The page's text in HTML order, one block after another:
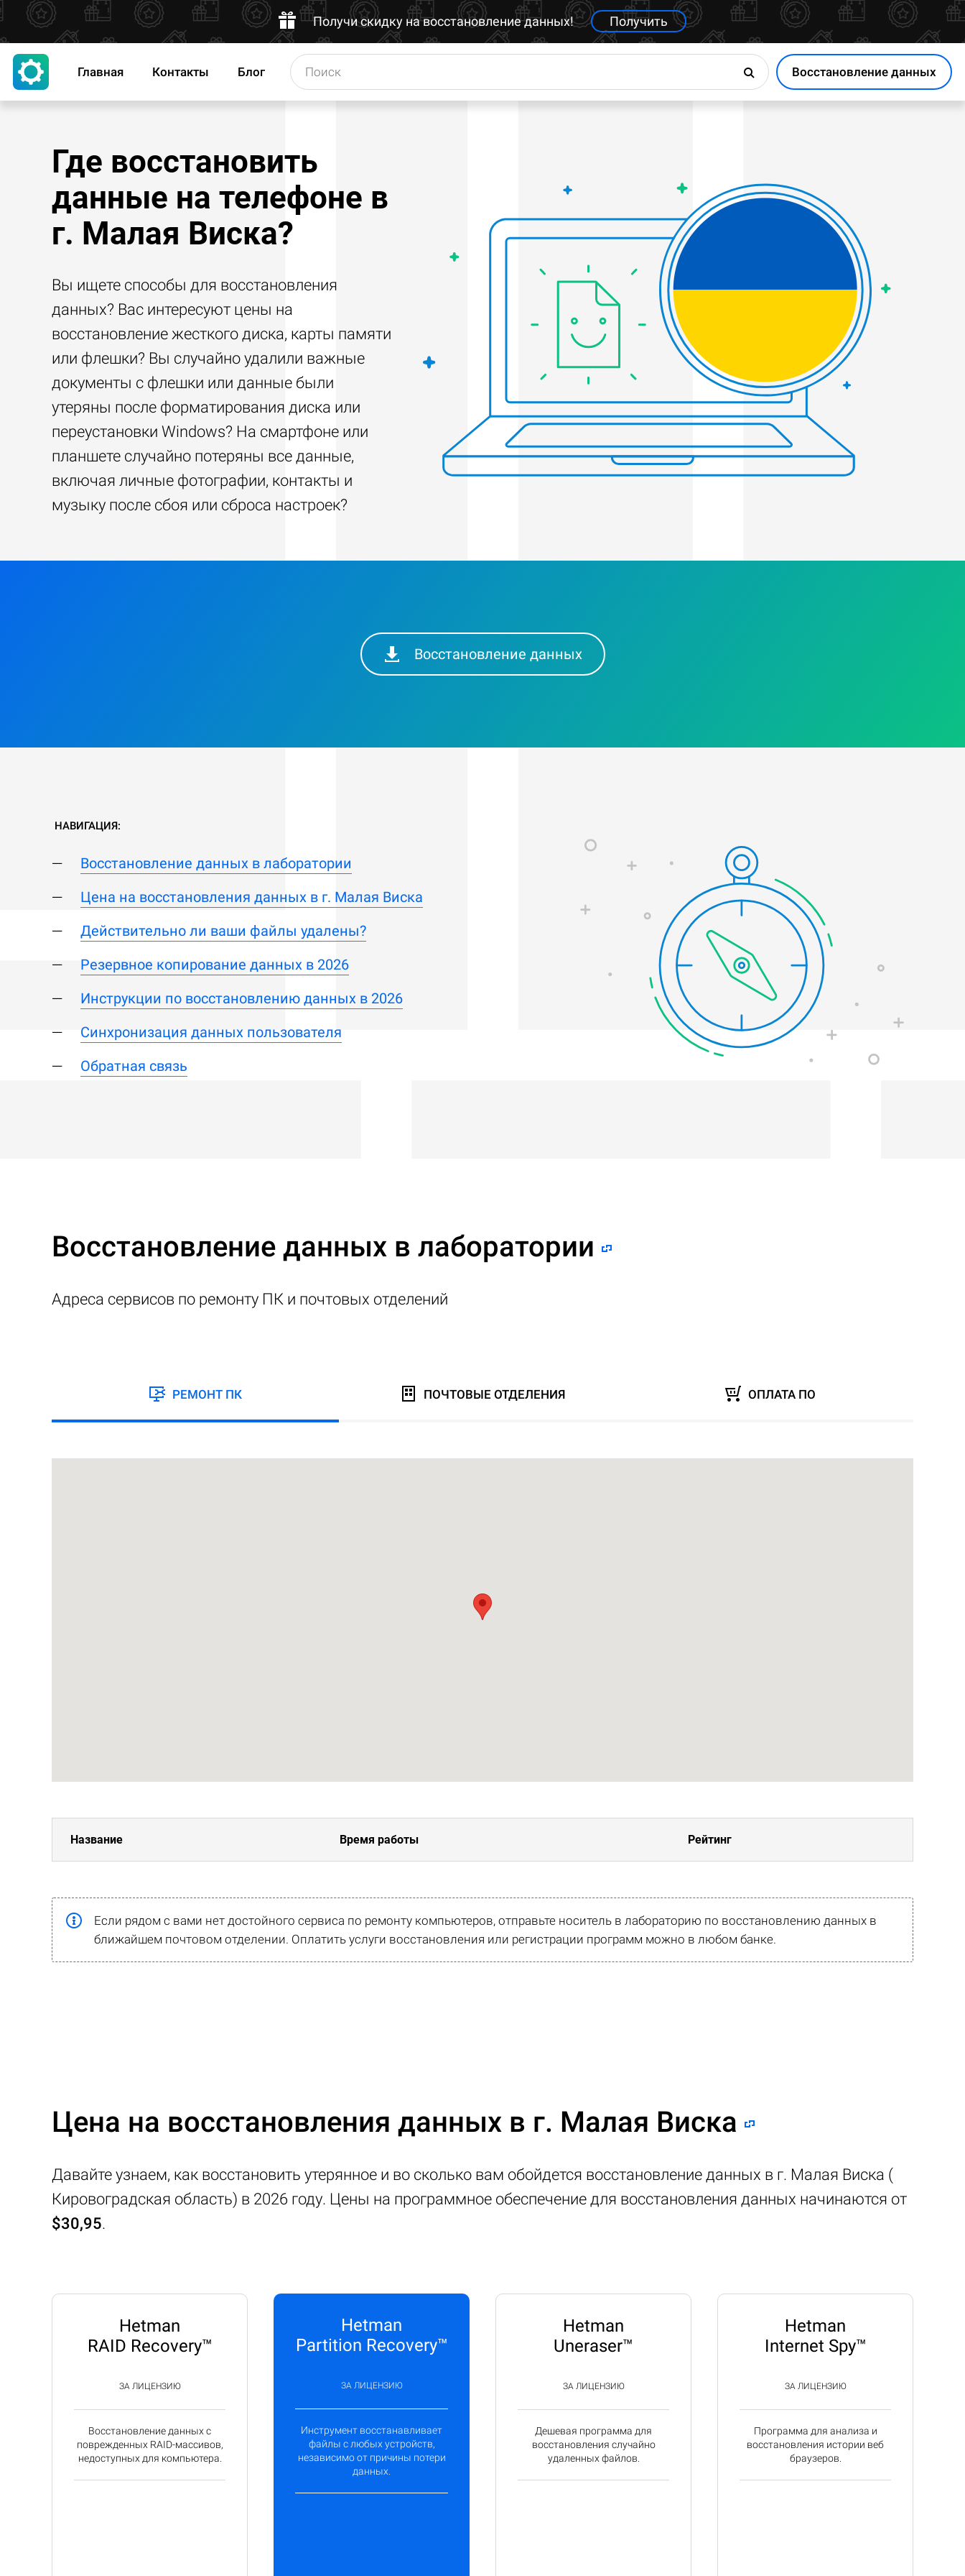
Получи скидку на восстановление данных! Получить
Восстановление данных
Главная Контакты Блог
Где восстановить
данные на телефоне в
г. Малая Виска?
Вы ищете способы для восстановления
данных? Вас интересуют цены на
восстановление жесткого диска, карты памяти
или флешки? Вы случайно удалили важные
документы с флешки или данные были
утеряны после форматирования диска или
переустановки Windows? На смартфоне или
планшете случайно потеряны все данные,
включая личные фотографии, контакты и
музыку после сбоя или сброса настроек?
Восстановление данных
НАВИГАЦИЯ:
Восстановление данных в лаборатории
Цена на восстановления данных в г. Малая Виска
Действительно ли ваши файлы удалены?
Резервное копирование данных в 2026
Инструкции по восстановлению данных в 2026
Синхронизация данных пользователя
Обратная связь
Восстановление данных в лаборатории
Адреса сервисов по ремонту ПК и почтовых отделений
РЕМОНТ ПК ПОЧТОВЫЕ ОТДЕЛЕНИЯ ОПЛАТА ПО
Название Время работы Рейтинг
Если рядом с вами нет достойного сервиса по ремонту компьютеров, отправьте носитель в лабораторию по восстановлению данных в
ближайшем почтовом отделении. Оплатить услуги восстановления или регистрации программ можно в любом банке.
Цена на восстановления данных в г. Малая Виска
Давайте узнаем, как восстановить утерянное и во сколько вам обойдется восстановление данных в г. Малая Виска (
Кировоградская область) в 2026 году. Цены на программное обеспечение для восстановления данных начинаются от
$30,95.
Hetman
RAID Recovery™
ЗА ЛИЦЕНЗИЮ
Восстановление данных с
поврежденных RAID-массивов,
недоступных для компьютера.
Hetman
Partition Recovery™
ЗА ЛИЦЕНЗИЮ
Инструмент восстанавливает
файлы с любых устройств,
независимо от причины потери
данных.
Hetman
Uneraser™
ЗА ЛИЦЕНЗИЮ
Дешевая программа для
восстановления случайно
удаленных файлов.
Hetman
Internet Spy™
ЗА ЛИЦЕНЗИЮ
Программа для анализа и
восстановления истории веб
браузеров.